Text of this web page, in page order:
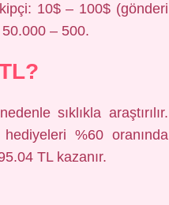
10$ – 100$ (gönderi
– 500.
sıklıkla araştırılır.
%60 oranında
TL kazanır.